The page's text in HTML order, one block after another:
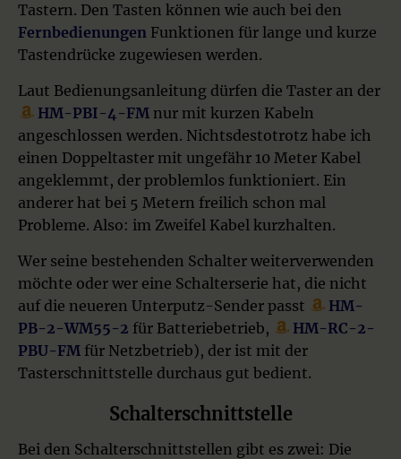
Tastern. Den Tasten können wie auch bei den
Fernbedienungen Funktionen für lange und kurze
Tastendrücke zugewiesen werden.
Laut Bedienungsanleitung dürfen die Taster an der
HM-PBI-4-FM nur mit kurzen Kabeln
angeschlossen werden. Nichtsdestotrotz habe ich
einen Doppeltaster mit ungefähr 10 Meter Kabel
angeklemmt, der problemlos funktioniert. Ein
anderer hat bei 5 Metern freilich schon mal
Probleme. Also: im Zweifel Kabel kurzhalten.
Wer seine bestehenden Schalter weiterverwenden
möchte oder wer eine Schalterserie hat, die nicht
auf die neueren Unterputz-Sender passt
HM-
PB-2-WM55-2 für Batteriebetrieb,
HM-RC-2-
PBU-FM für Netzbetrieb), der ist mit der
Tasterschnittstelle durchaus gut bedient.
Schalterschnittstelle
Bei den Schalterschnittstellen gibt es zwei: Die